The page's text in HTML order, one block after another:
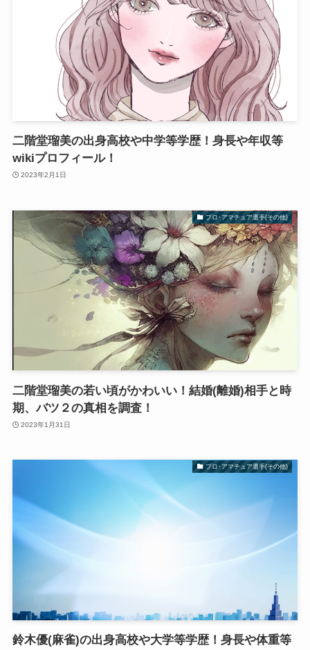
二階堂瑠美の出身高校や中学等学歴！身長や年収等
wikiプロフィール！
2023年2月1日
プロ･アマチュア選手(その他)
二階堂瑠美の若い頃がかわいい！結婚(離婚)相手と時
期、バツ２の真相を調査！
2023年1月31日
プロ･アマチュア選手(その他)
鈴木優(麻雀)の出身高校や大学等学歴！身長や体重等